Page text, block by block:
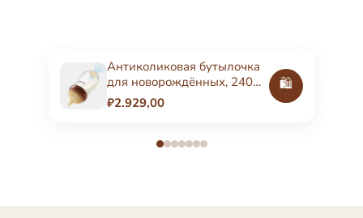
Антиколиковая бутылочка
для новорождённых, 240
мл, стеклянная
₽2.929,00
🛍️